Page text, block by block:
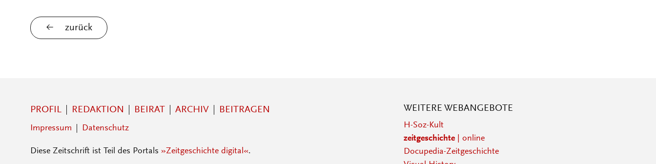
zurück
PROFIL REDAKTION BEIRAT ARCHIV BEITRAGEN
Impressum Datenschutz
Diese Zeitschrift ist Teil des Portals »Zeitgeschichte digital«.
WEITERE WEBANGEBOTE
H-Soz-Kult
zeitgeschichte| online
Docupedia-Zeitgeschichte